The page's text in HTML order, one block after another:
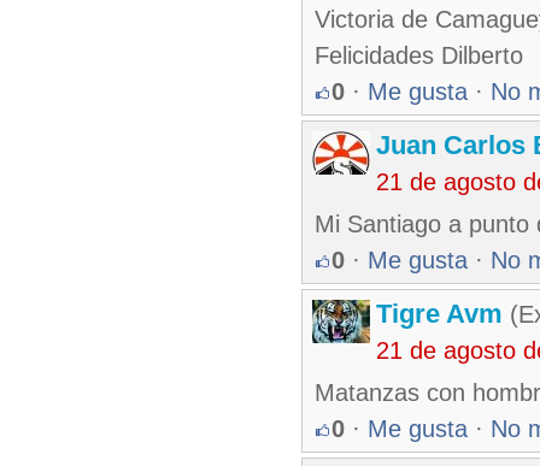
Victoria de
Felicidades Dilberto
0 · Me gusta · No
Juan Carlos
21 de agosto
Mi Santiago a
0 · Me gusta · No
Tigre Avm
21 de agosto
Matanzas con
0 · Me gusta · No